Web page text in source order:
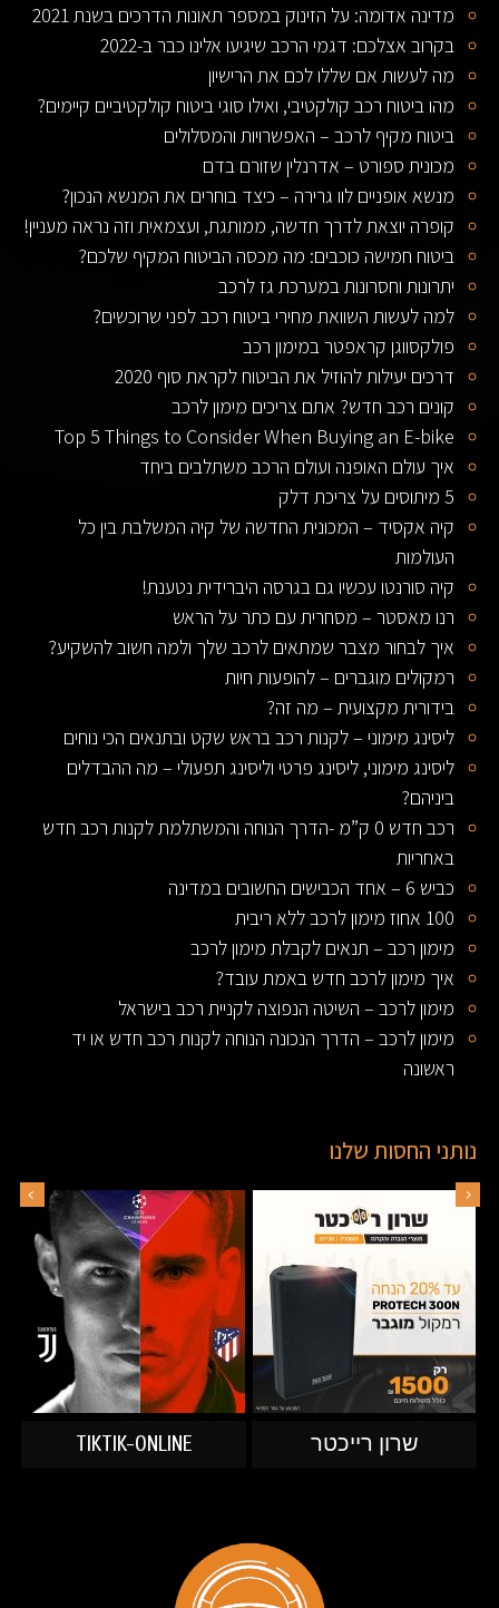
מדינה אדומה: על הזינוק במספר תאונות הדרכים בשנת 2021
בקרוב אצלכם: דגמי הרכב שיגיעו אלינו כבר ב-2022
מה לעשות אם שללו לכם את הרישיון
מהו ביטוח רכב קולקטיבי, ואילו סוגי ביטוח קולקטיביים קיימים?
ביטוח מקיף לרכב – האפשרויות והמסלולים
מכונית ספורט – אדרנלין שזורם בדם
מנשא אופניים לוו גרירה – כיצד בוחרים את המנשא הנכון?
קופרה יוצאת לדרך חדשה, ממותגת, ועצמאית וזה נראה מעניין!
ביטוח חמישה כוכבים: מה מכסה הביטוח המקיף שלכם?
יתרונות וחסרונות במערכת גז לרכב
למה לעשות השוואת מחירי ביטוח רכב לפני שרוכשים?
פולקסווגן קראפטר במימון רכב
דרכים יעילות להוזיל את הביטוח לקראת סוף 2020
קונים רכב חדש? אתם צריכים מימון לרכב
Top 5 Things to Consider When Buying an E-bike
איך עולם האופנה ועולם הרכב משתלבים ביחד
5 מיתוסים על צריכת דלק
קיה אקסיד – המכונית החדשה של קיה המשלבת בין כל
העולמות
קיה סורנטו עכשיו גם בגרסה היברידית נטענת!
רנו מאסטר – מסחרית עם כתר על הראש
איך לבחור מצבר שמתאים לרכב שלך ולמה חשוב להשקיע?
רמקולים מוגברים – להופעות חיות
בידורית מקצועית – מה זה?
ליסינג מימוני – לקנות רכב בראש שקט ובתנאים הכי נוחים
ליסינג מימוני, ליסינג פרטי וליסינג תפעולי – מה ההבדלים
ביניהם?
רכב חדש 0 ק”מ -הדרך הנוחה והמשתלמת לקנות רכב חדש
באחריות
כביש 6 – אחד הכבישים החשובים במדינה
100 אחוז מימון לרכב ללא ריבית
מימון רכב – תנאים לקבלת מימון לרכב
איך מימון לרכב חדש באמת עובד?
מימון לרכב – השיטה הנפוצה לקניית רכב בישראל
מימון לרכב – הדרך הנכונה הנוחה לקנות רכב חדש או יד
ראשונה
נותני החסות שלנו
שרון רייכטר TIKTIK-ONLINE